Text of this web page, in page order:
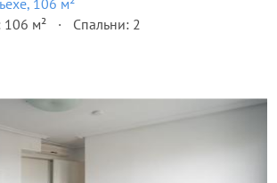
106 м²
106 м²
Спальни: 2